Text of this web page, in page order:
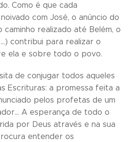
Como é que cada
com José, o anúncio do
caminho realizado até Belém, o
contribui para realizar o
ela e sobre todo o povo.
de conjugar todos aqueles
Escrituras: a promessa feita a
pelos profetas de um
A esperança de todo o
por Deus através e na sua
entender os